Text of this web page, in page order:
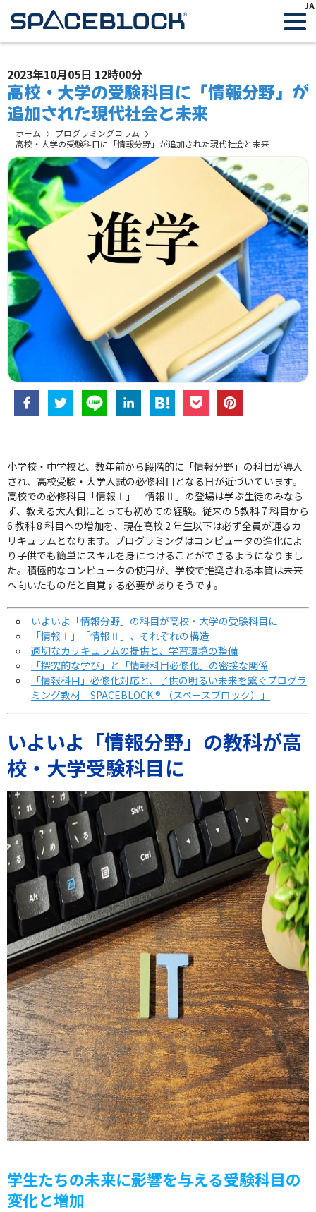
JA
2023年10月05日 12時00分
高校・大学の受験科目に「情報分野」が
追加された現代社会と未来
ホーム
プログラミングコラム
高校・大学の受験科目に「情報分野」が追加された現代社会と未来
小学校・中学校と、数年前から段階的に「情報分野」の科目が導入
され、高校受験・大学入試の必修科目となる日が近づいています。
高校での必修科目「情報Ⅰ」「情報Ⅱ」の登場は学ぶ生徒のみなら
ず、教える大人側にとっても初めての経験。従来の 5教科 7 科目から
6 教科 8 科目への増加を、現在高校 2 年生以下は必ず全員が通るカ
リキュラムとなります。プログラミングはコンピュータの進化によ
り子供でも簡単にスキルを身につけることができるようになりまし
た。積極的なコンピュータの使用が、学校で推奨される本質は未来
へ向いたものだと自覚する必要がありそうです。
いよいよ「情報分野」の科目が高校・大学の受験科目に
「情報Ⅰ」「情報Ⅱ」、それぞれの構造
適切なカリキュラムの提供と、学習環境の整備
「探究的な学び」と「情報科目必修化」の密接な関係
「情報科目」必修化対応と、子供の明るい未来を繋ぐプログラ
ミング教材「SPACEBLOCK ® （スペースブロック）」
いよいよ「情報分野」の教科が高
校・大学受験科目に
学生たちの未来に影響を与える受験科目の
変化と増加